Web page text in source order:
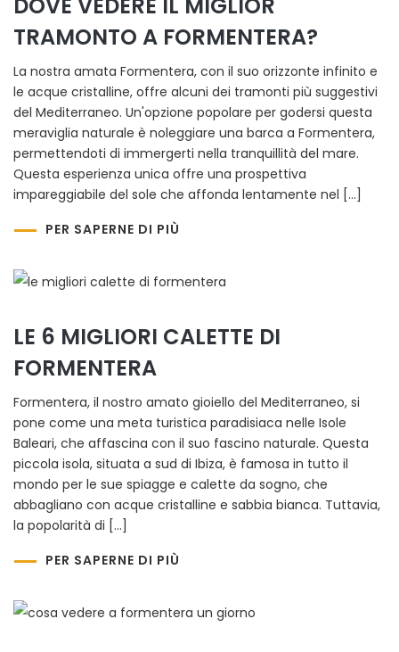
TRAMONTO A FORMENTERA?
La nostra amata Formentera, con il suo orizzonte infinito e
le acque cristalline, offre alcuni dei tramonti più suggestivi
del Mediterraneo. Un'opzione popolare per godersi questa
meraviglia naturale è noleggiare una barca a Formentera,
permettendoti di immergerti nella tranquillità del mare.
Questa esperienza unica offre una prospettiva
impareggiabile del sole che affonda lentamente nel […]
PER SAPERNE DI PIÙ
LE 6 MIGLIORI CALETTE DI
FORMENTERA
Formentera, il nostro amato gioiello del Mediterraneo, si
pone come una meta turistica paradisiaca nelle Isole
Baleari, che affascina con il suo fascino naturale. Questa
piccola isola, situata a sud di Ibiza, è famosa in tutto il
mondo per le sue spiagge e calette da sogno, che
abbagliano con acque cristalline e sabbia bianca. Tuttavia,
la popolarità di […]
PER SAPERNE DI PIÙ